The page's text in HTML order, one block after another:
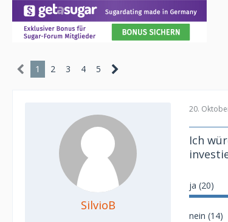
1 2 3 4 5
SilvioB
20.
Ich
ja (20)
nein (14)